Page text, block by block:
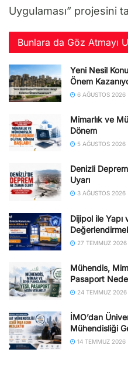
Uygulaması” projesini
Bunlara da Göz Atmayı
Yeni Nesil
Önem
6 AĞUSTOS 2026
Mimarlık ve
Dönem
5 AĞUSTOS 2026
Denizli
Uyarı
3 AĞUSTOS 2026
Dijipol ile Yapı
27 TEMMUZ 2026
Mühendis,
Pasaport
24 TEMMUZ
İMO’dan
Mühendisliği
14 TEMMUZ 2026